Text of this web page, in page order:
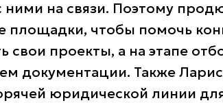
ними на связи. Поэтому
площадки, чтобы помочь
свои проекты, а на этапе
документации. Также
юридической линии